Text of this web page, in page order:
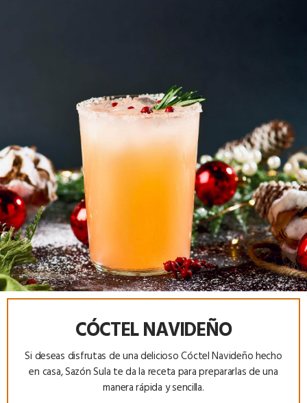
CÓCTEL NAVIDEÑO
Si deseas disfrutas de una delicioso Cóctel Navideño hecho
en casa, Sazón Sula te da la receta para prepararlas de una
manera rápida y sencilla.